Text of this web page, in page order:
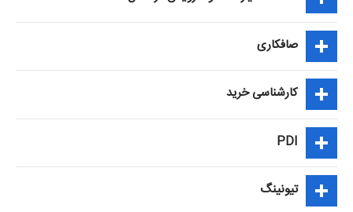
صافکاری
کارشناسی خرید
PDI
تیونینگ